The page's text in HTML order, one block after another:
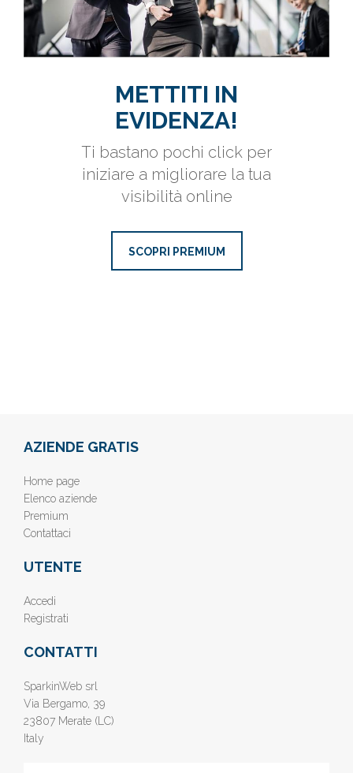
METTITI IN
EVIDENZA!
Ti bastano pochi click per
iniziare a migliorare la tua
visibilità online
SCOPRI PREMIUM
AZIENDE GRATIS
Home page
Elenco aziende
Premium
Contattaci
UTENTE
Accedi
Registrati
CONTATTI
SparkinWeb srl
Via Bergamo, 39
23807 Merate (LC)
Italy